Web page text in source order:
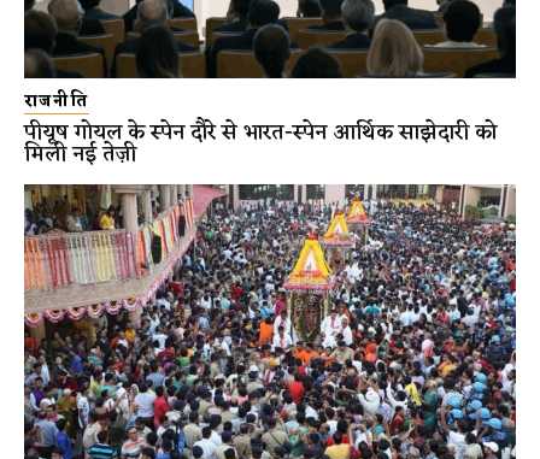
राजनीति
पीयूष गोयल के स्पेन दौरे से भारत-स्पेन आर्थिक साझेदारी को
मिली नई तेज़ी